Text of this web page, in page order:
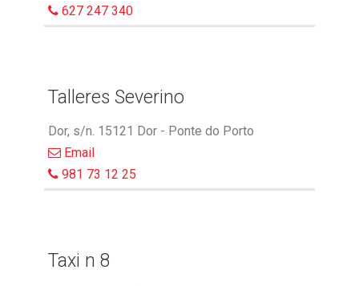
627 247 340
Talleres Severino
Dor, s/n. 15121 Dor - Ponte do Porto
Email
981 73 12 25
Taxi n 8